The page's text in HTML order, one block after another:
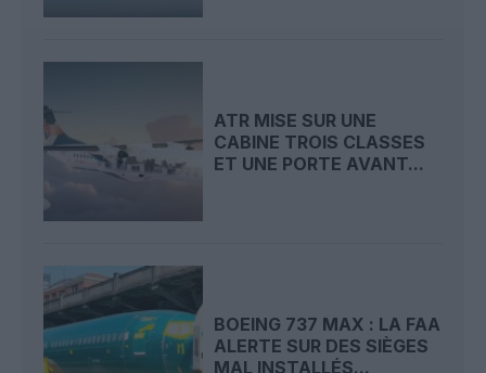
ATR MISE SUR UNE
CABINE TROIS CLASSES
ET UNE PORTE AVANT...
BOEING 737 MAX : LA FAA
ALERTE SUR DES SIÈGES
MAL INSTALLÉS...